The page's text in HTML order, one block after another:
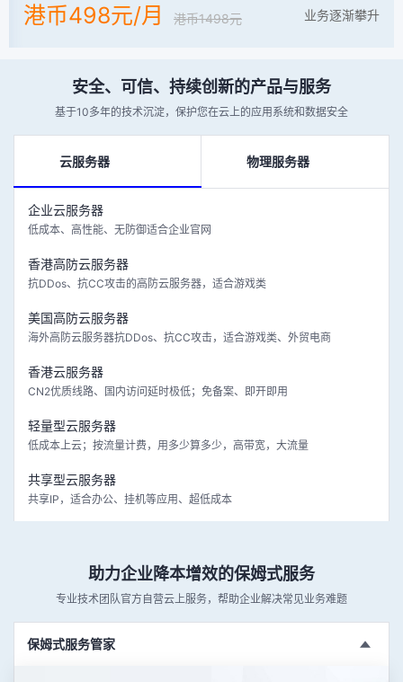
港币498元/月 港币1498元 业务逐渐攀升
安全、可信、持续创新的产品与服务
基于10多年的技术沉淀，保护您在云上的应用系统和数据安全
云服务器 物理服务器
企业云服务器
低成本、高性能、无防御适合企业官网
香港高防云服务器
抗DDos、抗CC攻击的高防云服务器，适合游戏类
美国高防云服务器
海外高防云服务器抗DDos、抗CC攻击，适合游戏类、外贸电商
香港云服务器
CN2优质线路、国内访问延时极低；免备案、即开即用
轻量型云服务器
低成本上云；按流量计费，用多少算多少，高带宽，大流量
共享型云服务器
共享IP，适合办公、挂机等应用、超低成本
助力企业降本增效的保姆式服务
专业技术团队官方自营云上服务，帮助企业解决常见业务难题
保姆式服务管家